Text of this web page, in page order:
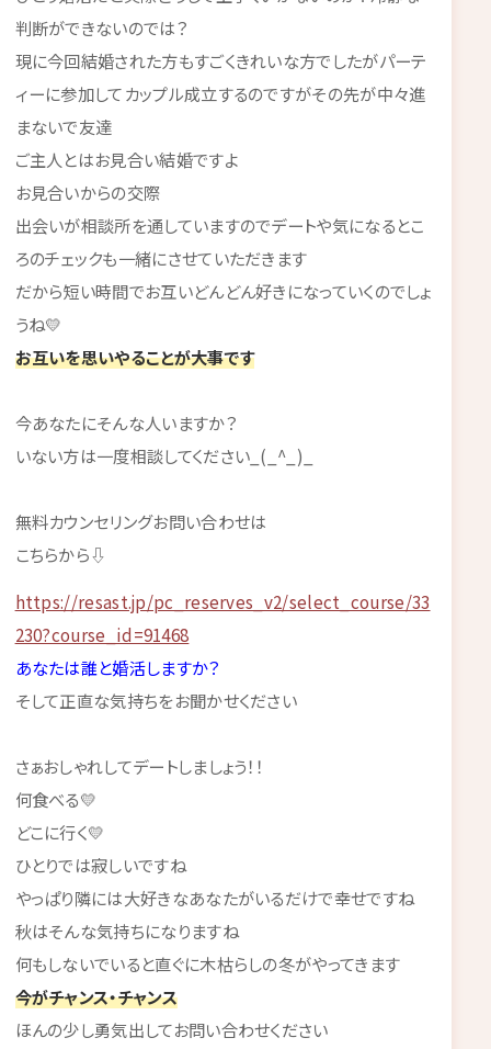
判断ができないのでは？
現に今回結婚された方もすごくきれいな方でしたがパーテ
ィーに参加してカップル成立するのですがその先が中々進
まないで友達
ご主人とはお見合い結婚ですよ
お見合いからの交際
出会いが相談所を通していますのでデートや気になるとこ
ろのチェックも一緒にさせていただきます
だから短い時間でお互いどんどん好きになっていくのでしょ
うね💛
お互いを思いやることが大事です
今あなたにそんな人いますか？
いない方は一度相談してください_(_^_)_
無料カウンセリングお問い合わせは
こちらから⇩
https://resast.jp/pc_reserves_v2/select_course/33
230?course_id=91468
あなたは誰と婚活しますか？
そして正直な気持ちをお聞かせください
さぁおしゃれしてデートしましょう！！
何食べる💛
どこに行く💛
ひとりでは寂しいですね
やっぱり隣には大好きなあなたがいるだけで幸せですね
秋はそんな気持ちになりますね
何もしないでいると直ぐに木枯らしの冬がやってきます
今がチャンス・チャンス
ほんの少し勇気出してお問い合わせください